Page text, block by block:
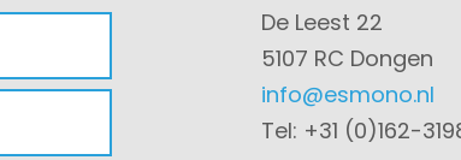
De Leest 22
5107 RC Dongen
info@esmono.nl
Tel: +31 (0)162-